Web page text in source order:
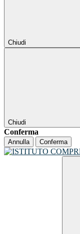
Chiudi
Chiudi
Conferma
Annulla Conferma